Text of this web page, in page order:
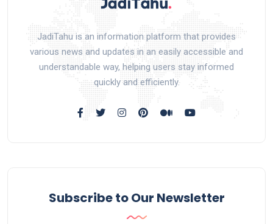
JadiTahu is an information platform that provides
various news and updates in an easily accessible and
understandable way, helping users stay informed
quickly and efficiently.
Subscribe to Our Newsletter